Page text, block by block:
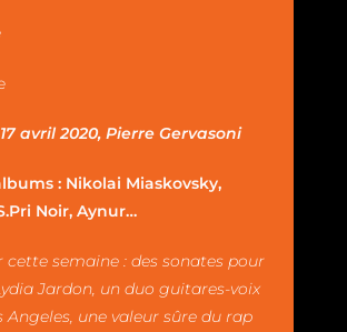
avril 2020, Pierre Gervasoni
: Nikolai Miaskovsky,
Noir, Aynur…
cette semaine : des sonates pour
Jardon, un duo guitares-voix
Angeles, une valeur sûre du rap